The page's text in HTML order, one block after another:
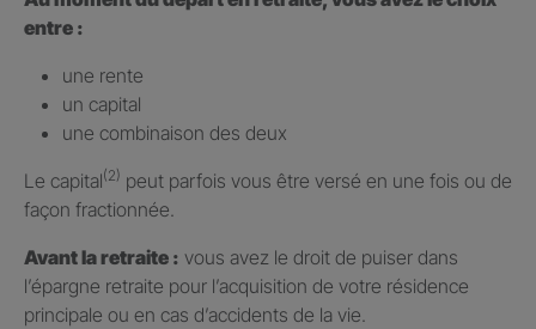
entre :
une rente
un capital
une combinaison des deux
Le capital(2) peut parfois vous être versé en une fois ou de
façon fractionnée.
Avant la retraite : vous avez le droit de puiser dans
l’épargne retraite pour l’acquisition de votre résidence
principale ou en cas d’accidents de la vie.